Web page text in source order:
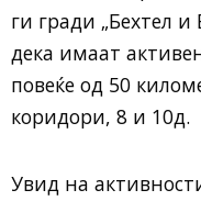
ги гради „Бехтел и
дека имаат
повеќе од 50
коридори, 8 и 10д.
Увид на